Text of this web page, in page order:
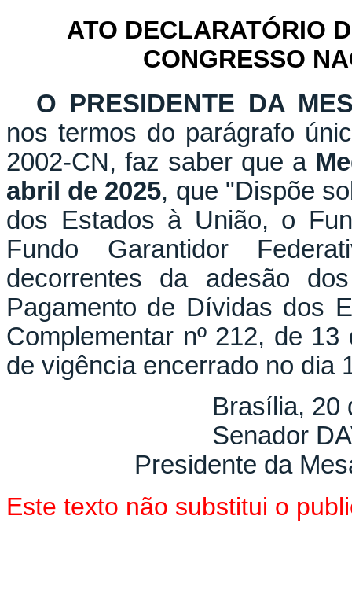
ATO DECLARATÓRIO
CONGRESSO
O PRESIDENTE DA
nos termos do parágrafo
2002-CN, faz saber que a
abril de 2025, que "Dispõe
dos Estados à União, o
Fundo Garantidor
decorrentes da adesão
Pagamento de Dívidas dos
Complementar nº 212, de
de vigência encerrado no dia
Brasília, 20
Senador
Presidente da
Este texto não substitui o